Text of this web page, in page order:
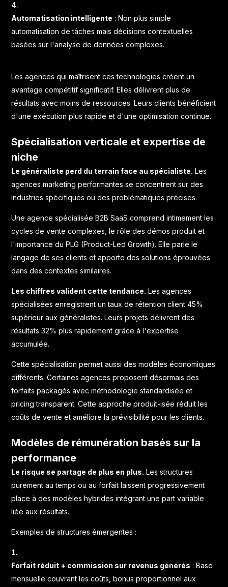
Automatisation intelligente : Non plus simple
automatisation de tâches mais décisions contextuelles
basées sur l'analyse de données complexes.
Les agences qui maîtrisent ces technologies créent un
avantage compétitif significatif. Elles délivrent plus de
résultats avec moins de ressources. Leurs clients bénéficient
d'une exécution plus rapide et d'une optimisation continue.
Spécialisation verticale et expertise de
niche
Le généraliste perd du terrain face au spécialiste. Les
agences marketing performantes se concentrent sur des
industries spécifiques ou des problématiques précises.
Une agence spécialisée B2B SaaS comprend intimement les
cycles de vente complexes, le rôle des démos produit et
l'importance du PLG (Product-Led Growth). Elle parle le
langage de ses clients et apporte des solutions éprouvées
dans des contextes similaires.
Les chiffres valident cette tendance. Les agences
spécialisées enregistrent un taux de rétention client 45%
supérieur aux généralistes. Leurs projets délivrent des
résultats 32% plus rapidement grâce à l'expertise
accumulée.
Cette spécialisation permet aussi des modèles économiques
différents. Certaines agences proposent désormais des
forfaits packagés avec méthodologie standardisée et
pricing transparent. Cette approche produit-isée réduit les
coûts de vente et améliore la prévisibilité pour les clients.
Modèles de rémunération basés sur la
performance
Le risque se partage de plus en plus. Les structures
purement au temps ou au forfait laissent progressivement
place à des modèles hybrides intégrant une part variable
liée aux résultats.
Exemples de structures émergentes :
Forfait réduit + commission sur revenus générés : Base
mensuelle couvrant les coûts, bonus proportionnel aux